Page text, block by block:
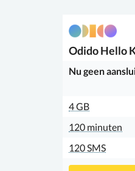
OdidoHello
Nu geen
4 GB
120 minuten
120 SMS